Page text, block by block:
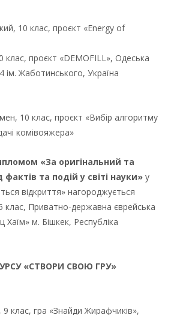
10 клас, проєкт «Energy of
проєкт «DEMOFILL», Одеська
Жаботинського, Україна
10 клас, проєкт «Вибір алгоритму
комівояжера»
«За оригінальний та
та подій у світі науки» у
відкриття» нагороджується
клас, Приватно-державна єврейська
м. Бішкек, Республіка
«СТВОРИ СВОЮ ГРУ»
клас, гра «Знайди Жирафчиків»,